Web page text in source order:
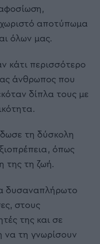
αποτύπωμα
όλων μας.
κάτι περισσότερο
άνθρωπος που
δίπλα τους με
τη δύσκολη
όπως
της τη ζωή.
δυσαναπλήρωτο
στους
της και σε
να τη γνωρίσουν